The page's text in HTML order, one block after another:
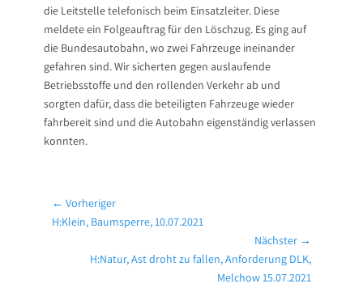
die Leitstelle telefonisch beim Einsatzleiter. Diese
meldete ein Folgeauftrag für den Löschzug. Es ging auf
die Bundesautobahn, wo zwei Fahrzeuge ineinander
gefahren sind. Wir sicherten gegen auslaufende
Betriebsstoffe und den rollenden Verkehr ab und
sorgten dafür, dass die beteiligten Fahrzeuge wieder
fahrbereit sind und die Autobahn eigenständig verlassen
konnten.
Beitragsnavigation
← Vorheriger
Vorheriger
H:Klein, Baumsperre, 10.07.2021
Nächster →
NächsterH:Natur, Ast droht zu fallen, Anforderung DLK,
Melchow 15.07.2021